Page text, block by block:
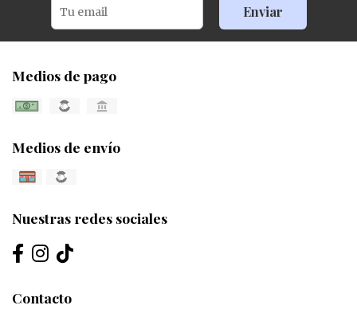
Enviar
Medios de pago
Medios de envío
Nuestras redes sociales
Contacto